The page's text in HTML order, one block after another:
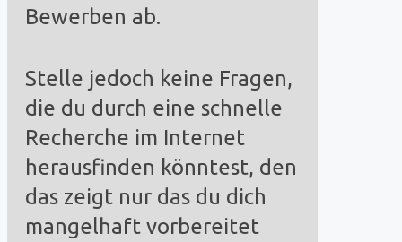
Bewerben ab.
Stelle jedoch keine Fragen,
die du durch eine schnelle
Recherche im Internet
herausfinden könntest, den
das zeigt nur das du dich
mangelhaft vorbereitet